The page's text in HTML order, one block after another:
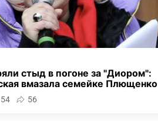
стыд в погоне за "Диором":
вмазала семейке Плющенко
54 56